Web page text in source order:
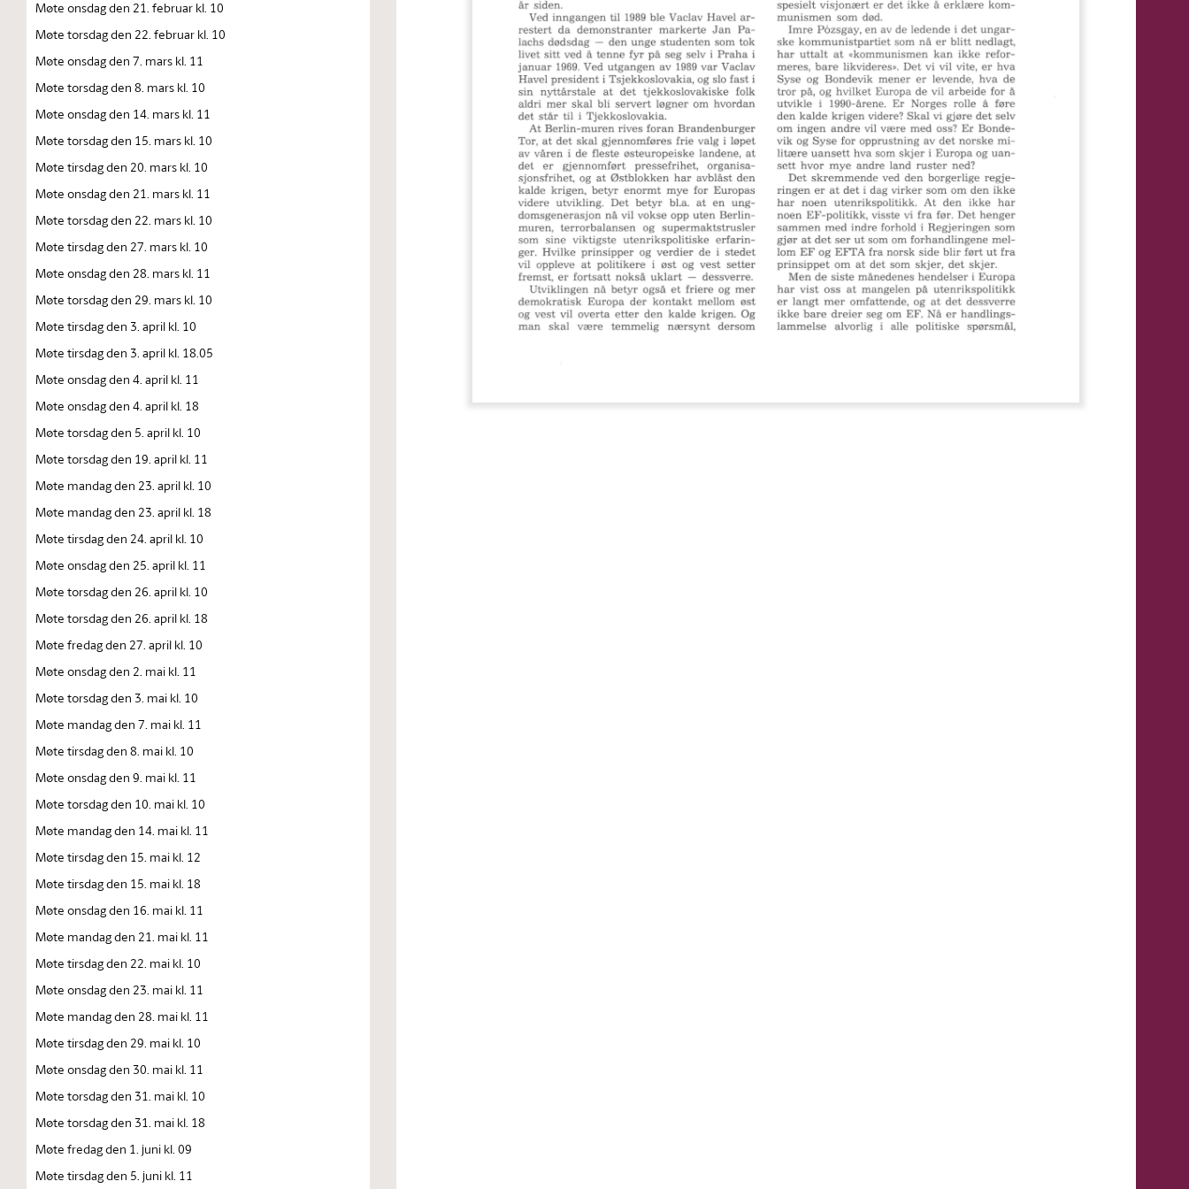
Møte onsdag den 21. februar kl. 10
Møte torsdag den 22. februar kl. 10
Møte onsdag den 7. mars kl. 11
Møte torsdag den 8. mars kl. 10
Møte onsdag den 14. mars kl. 11
Møte torsdag den 15. mars kl. 10
Møte tirsdag den 20. mars kl. 10
Møte onsdag den 21. mars kl. 11
Møte torsdag den 22. mars kl. 10
Møte tirsdag den 27. mars kl. 10
Møte onsdag den 28. mars kl. 11
Møte torsdag den 29. mars kl. 10
Møte tirsdag den 3. april kl. 10
Møte tirsdag den 3. april kl. 18.05
Møte onsdag den 4. april kl. 11
Møte onsdag den 4. april kl. 18
Møte torsdag den 5. april kl. 10
Møte torsdag den 19. april kl. 11
Møte mandag den 23. april kl. 10
Møte mandag den 23. april kl. 18
Møte tirsdag den 24. april kl. 10
Møte onsdag den 25. april kl. 11
Møte torsdag den 26. april kl. 10
Møte torsdag den 26. april kl. 18
Møte fredag den 27. april kl. 10
Møte onsdag den 2. mai kl. 11
Møte torsdag den 3. mai kl. 10
Møte mandag den 7. mai kl. 11
Møte tirsdag den 8. mai kl. 10
Møte onsdag den 9. mai kl. 11
Møte torsdag den 10. mai kl. 10
Møte mandag den 14. mai kl. 11
Møte tirsdag den 15. mai kl. 12
Møte tirsdag den 15. mai kl. 18
Møte onsdag den 16. mai kl. 11
Møte mandag den 21. mai kl. 11
Møte tirsdag den 22. mai kl. 10
Møte onsdag den 23. mai kl. 11
Møte mandag den 28. mai kl. 11
Møte tirsdag den 29. mai kl. 10
Møte onsdag den 30. mai kl. 11
Møte torsdag den 31. mai kl. 10
Møte torsdag den 31. mai kl. 18
Møte fredag den 1. juni kl. 09
Møte tirsdag den 5. juni kl. 11